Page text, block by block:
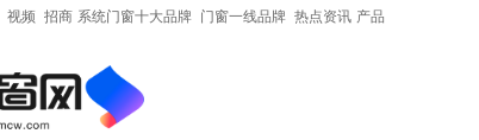
视频 招商 系统门窗十大品牌 门窗一线品牌 热点资讯 产品